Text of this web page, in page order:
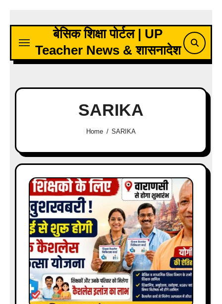
content
बेसिक शिक्षा पोर्टल | UP
Teacher News & शासनादेश
SARIKA
Home SARIKA